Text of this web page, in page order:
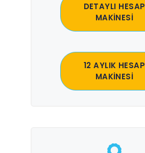
DETAYLI HESAP
MAKİNESİ
12 AYLIK HESAP
MAKİNESİ